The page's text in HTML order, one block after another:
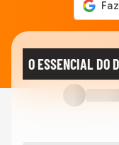
O ESSENCIAL DO